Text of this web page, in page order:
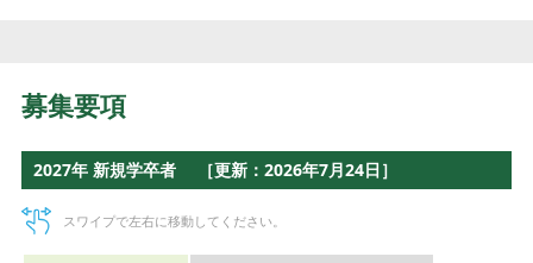
募集要項
2027年 新規学卒者 ［更新：2026年7月24日］
スワイプで左右に移動してください。